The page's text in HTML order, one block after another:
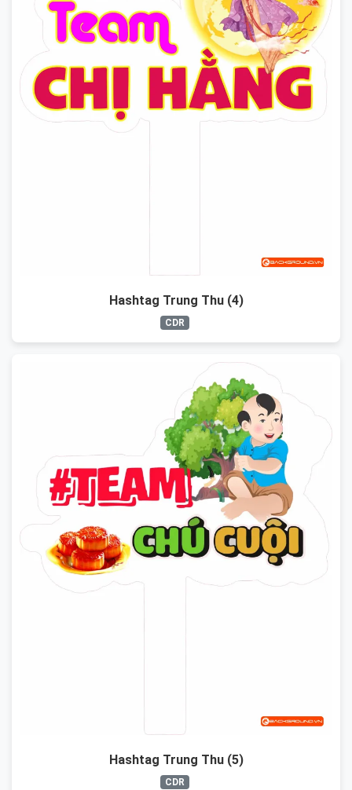
Hashtag Trung Thu (4)
CDR
Hashtag Trung Thu (5)
CDR